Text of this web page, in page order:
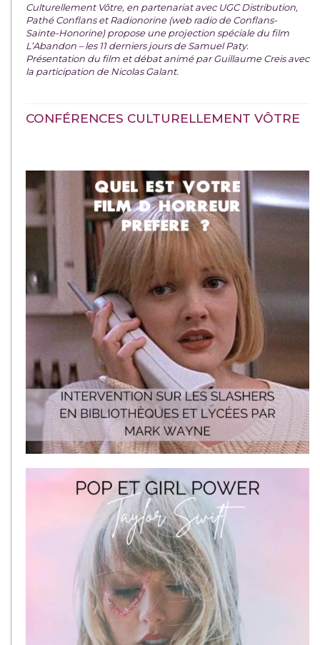
Culturellement Vôtre, en partenariat avec UGC Distribution,
Pathé Conflans et Radionorine (web radio de Conflans-
Sainte-Honorine) propose une projection spéciale du film
L’Abandon – les 11 derniers jours de Samuel Paty.
Présentation du film et débat animé par Guillaume Creis avec
la participation de Nicolas Galant.
CONFÉRENCES CULTURELLEMENT VÔTRE